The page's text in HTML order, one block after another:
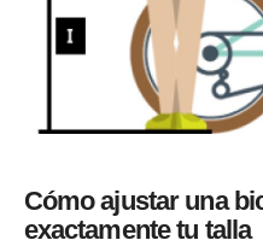
Cómo ajustar una
exactamente tu talla